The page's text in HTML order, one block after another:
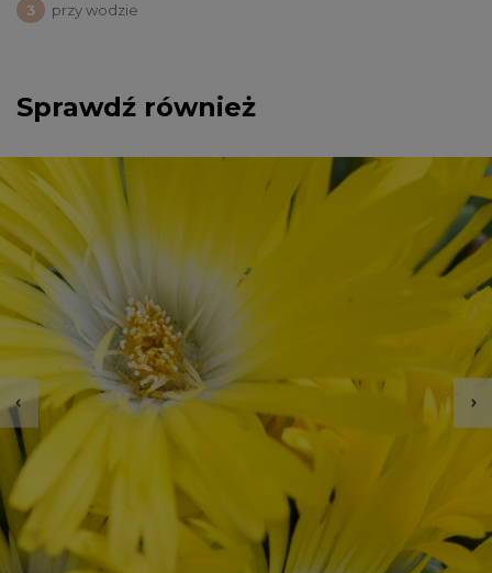
przy wodzie
Sprawdź również